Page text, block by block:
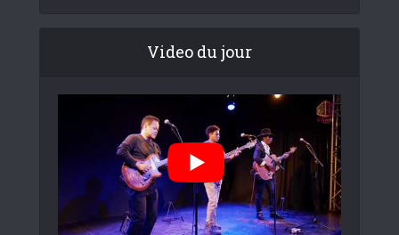
Video du jour